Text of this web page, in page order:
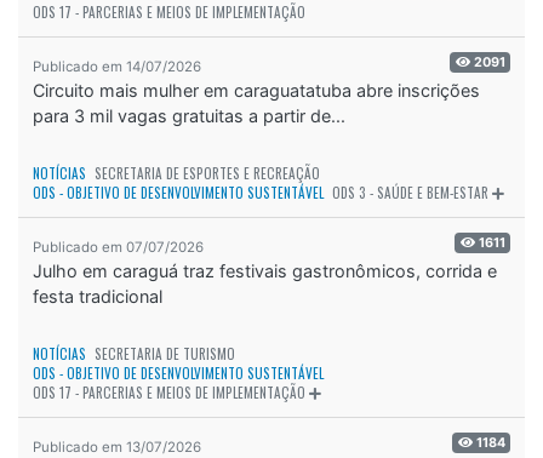
ODS 17 - PARCERIAS E MEIOS DE IMPLEMENTAÇÃO
Publicado em 14/07/2026 2091
Circuito mais mulher em caraguatatuba abre inscrições
para 3 mil vagas gratuitas a partir de...
NOTÍCIAS SECRETARIA DE ESPORTES E RECREAÇÃO
ODS - OBJETIVO DE DESENVOLVIMENTO SUSTENTÁVEL ODS 3 - SAÚDE E BEM-ESTAR
Publicado em 07/07/2026 1611
Julho em caraguá traz festivais gastronômicos, corrida e
festa tradicional
NOTÍCIAS SECRETARIA DE TURISMO
ODS - OBJETIVO DE DESENVOLVIMENTO SUSTENTÁVEL
ODS 17 - PARCERIAS E MEIOS DE IMPLEMENTAÇÃO
Publicado em 13/07/2026 1184